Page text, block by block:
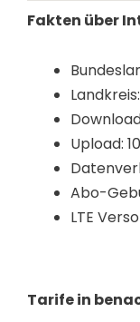
Fakten über
Upload:
Abo-
LTE
Tarife in